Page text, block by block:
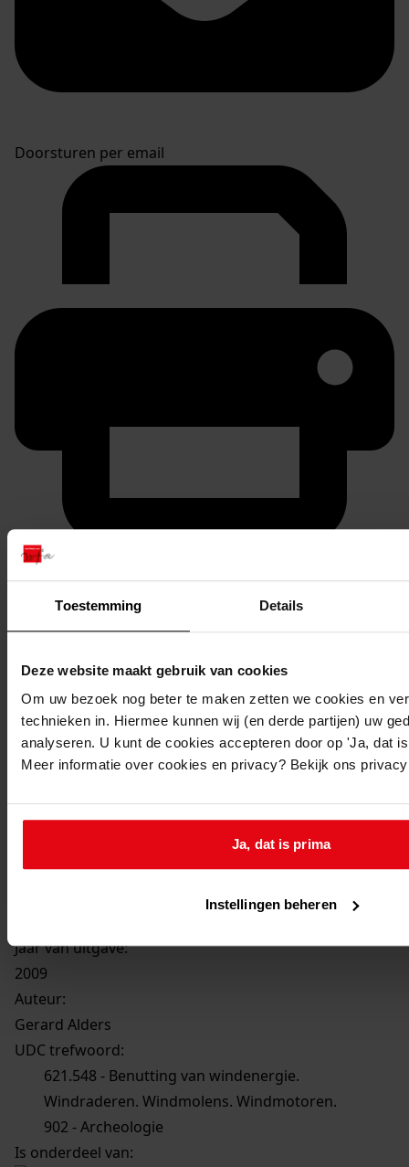
Toestemming Details
Deze website maakt gebruik van cookies
Om uw bezoek nog beter te maken zetten we cookies en
technieken in. Hiermee kunnen wij (en derde partijen) uw
analyseren. U kunt de cookies accepteren door op 'Ja, dat
Meer informatie over cookies en privacy? Bekijk ons
Ja, dat is prima
Instellingen beheren
Doorsturen per email
Printen
duurzaam webadres
Windmolenarcheologie aan de Oosterdijk te
Medemblik / Gerard Alders. - West-Friesland's Oud en
Nieuw; deelnr. 76, jrg. 76(2009), p. p.83-98. - ill., foto's,
Titel:
Windmolenarcheologie aan de Oosterdijk te
Medemblik
Jaar van uitgave:
2009
Auteur:
Gerard Alders
UDC trefwoord:
621.548 - Benutting van windenergie.
Windraderen. Windmolens. Windmotoren.
902 - Archeologie
Is onderdeel van: